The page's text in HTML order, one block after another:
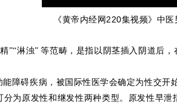
《黄帝内经网220集视频》中
”“淋浊” 等范畴，是指以阴茎插入阴道后
障碍疾病，被国际性医学会确定为性交
分为原发性和 继发性两种类型。原发性早泄